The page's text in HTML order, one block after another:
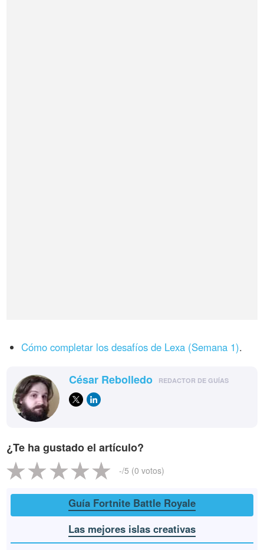
Cómo completar los desafíos de Lexa (Semana 1).
César Rebolledo REDACTOR DE GUÍAS
¿Te ha gustado el artículo?
-/5 (0 votos)
Guía Fortnite Battle Royale
Las mejores islas creativas